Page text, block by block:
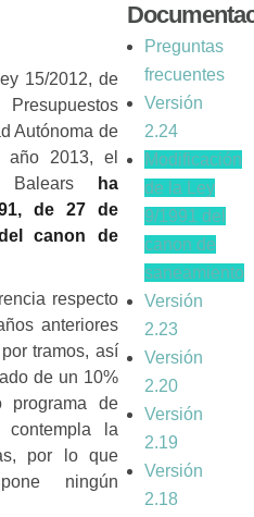
15/2012, de
Autónoma de
año 2013, el
ha
de 27 de
canon de
respecto
anteriores
tramos, así
de un 10%
programa de
contempla la
por lo que
ningún
Preguntas
frecuentes
Versión
2.24
Modificación
de la Ley
9/1991 del
canon de
saneamiento
Versión
2.23
Versión
2.20
Versión
2.19
Versión
2.18